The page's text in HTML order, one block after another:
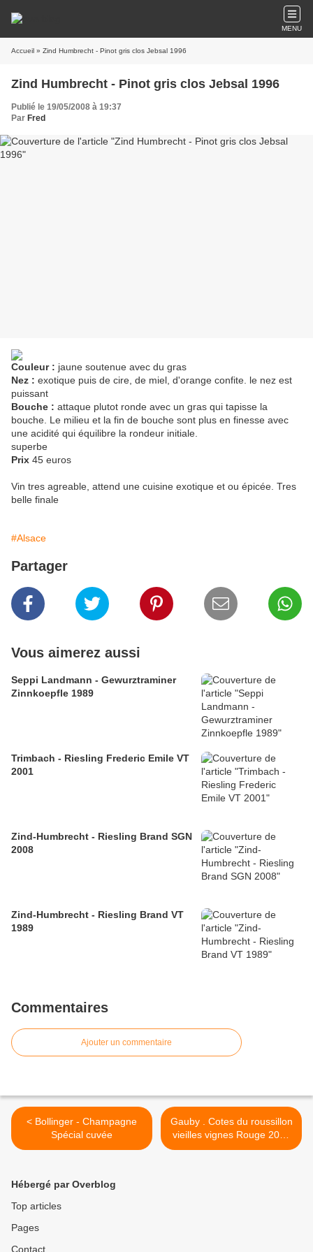
MENU
Accueil » Zind Humbrecht - Pinot gris clos Jebsal 1996
Zind Humbrecht - Pinot gris clos Jebsal 1996
Publié le 19/05/2008 à 19:37
Par Fred
Couleur : jaune soutenue avec du gras
Nez : exotique puis de cire, de miel, d'orange confite. le nez est
puissant
Bouche : attaque plutot ronde avec un gras qui tapisse la
bouche. Le milieu et la fin de bouche sont plus en finesse avec
une acidité qui équilibre la rondeur initiale.
superbe
Prix 45 euros
Vin tres agreable, attend une cuisine exotique et ou épicée. Tres
belle finale
#Alsace
Partager
Vous aimerez aussi
Seppi Landmann - Gewurztraminer
Zinnkoepfle 1989
Trimbach - Riesling Frederic Emile VT
2001
Zind-Humbrecht - Riesling Brand SGN
2008
Zind-Humbrecht - Riesling Brand VT
1989
Commentaires
Ajouter un commentaire
< Bollinger - Champagne
Spécial cuvée
Gauby . Cotes du roussillon
vieilles vignes Rouge 2003
>
Hébergé par Overblog
Top articles
Pages
Contact